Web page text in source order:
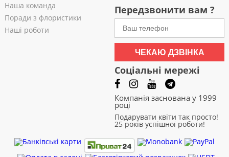
Наша команда
Поради з флористики
Наші роботи
Передзвонити вам ?
ЧЕКАЮ ДЗВІНКА
Соціальні мережі
Компанія заснована у 1999
році
Подарувати квіти так просто!
25 років успішної роботи!